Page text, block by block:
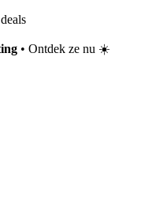
• Ontdek ze nu ☀️